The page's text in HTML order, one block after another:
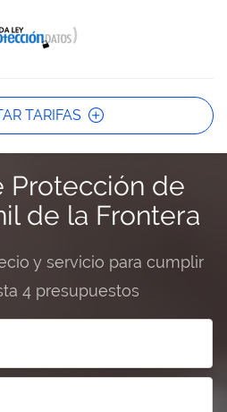
TARIFAS
Protección de
de la Frontera
y servicio para cumplir
4 presupuestos